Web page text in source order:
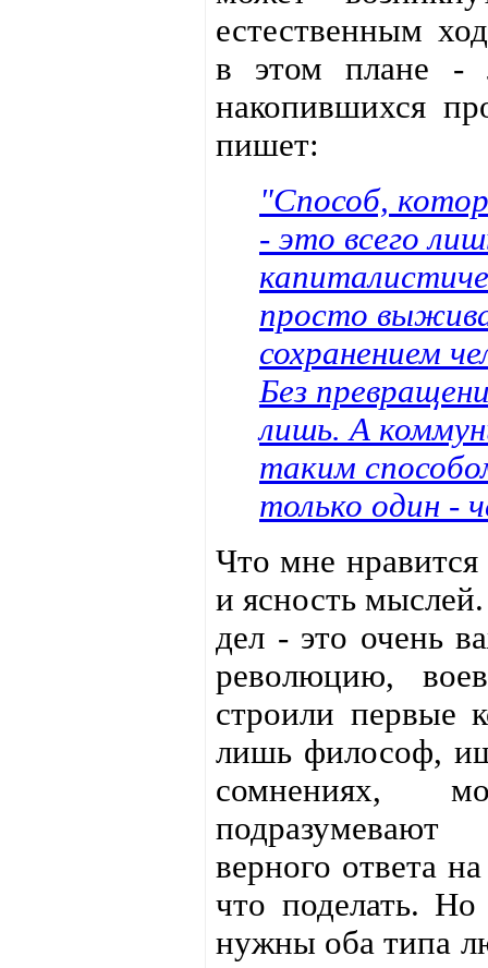
естественным
в этом плане -
накопившихся
пишет:
"Способ,
- это всего
просто
сохранением
Без
лишь. А
таким
только один -
Что мне нравится
и ясность
дел - это очень
революцию,
строили первые
лишь философ,
сомнениях,
подразумевают
верного ответа
что поделать.
нужны оба типа